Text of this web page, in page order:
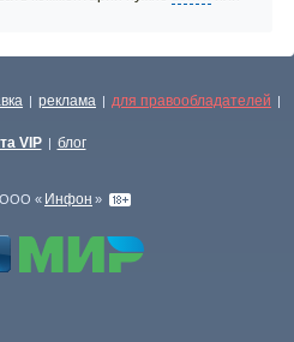
| реклама | для правообладателей |
VIP | блог
ООО « Инфон »